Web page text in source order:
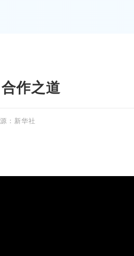
作之道
：新华社